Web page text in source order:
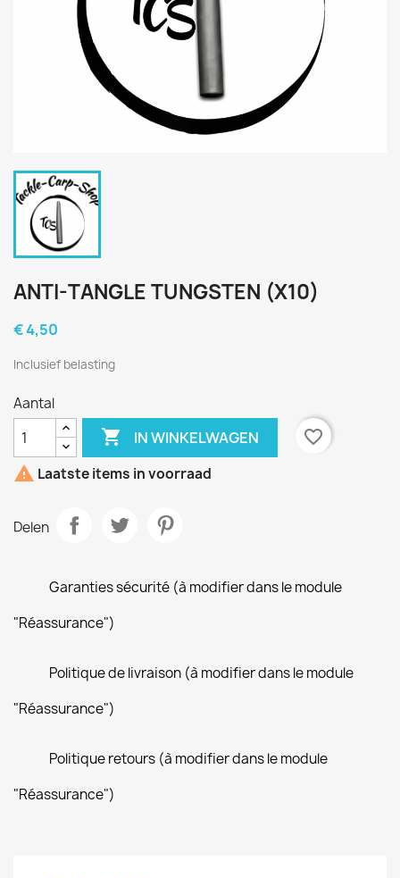
ANTI-TANGLE TUNGSTEN (X10)
€ 4,50
Inclusief belasting
Aantal
 IN WINKELWAGEN
favorite_border
 Laatste items in voorraad
Delen
Garanties sécurité (à modifier dans le module
"Réassurance")
Politique de livraison (à modifier dans le module
"Réassurance")
Politique retours (à modifier dans le module
"Réassurance")